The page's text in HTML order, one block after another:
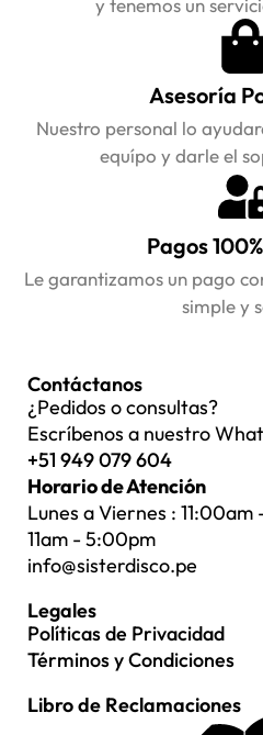
y tenemos un
Asesoría
Nuestro personal lo
equípo y darle el
Pagos
Le garantizamos un pago
simple y
Contáctanos
¿Pedidos o consultas?
Escríbenos a nuestro
+51 949 079 604
Horario de Atención
Lunes a Viernes :
11am - 5:00pm
info@sisterdisco.pe
Legales
Políticas de Privacidad
Términos y Condiciones
Libro de Reclamaciones